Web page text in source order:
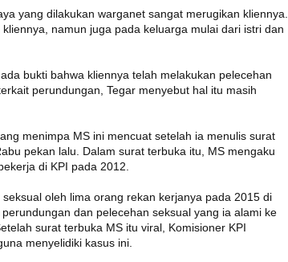
yang dilakukan warganet sangat merugikan kliennya.
namun juga pada keluarga mulai dari istri dan
bukti bahwa kliennya telah melakukan pelecehan
perundungan, Tegar menyebut hal itu masih
menimpa MS ini mencuat setelah ia menulis surat
pekan lalu. Dalam surat terbuka itu, MS mengaku
di KPI pada 2012.
oleh lima orang rekan kerjanya pada 2015 di
dan pelecehan seksual yang ia alami ke
surat terbuka MS itu viral, Komisioner KPI
menyelidiki kasus ini.